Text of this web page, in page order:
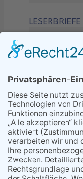
LESERBRIEFE
21.04.2026
11.03.2026
04.02.2026
04.02.2026